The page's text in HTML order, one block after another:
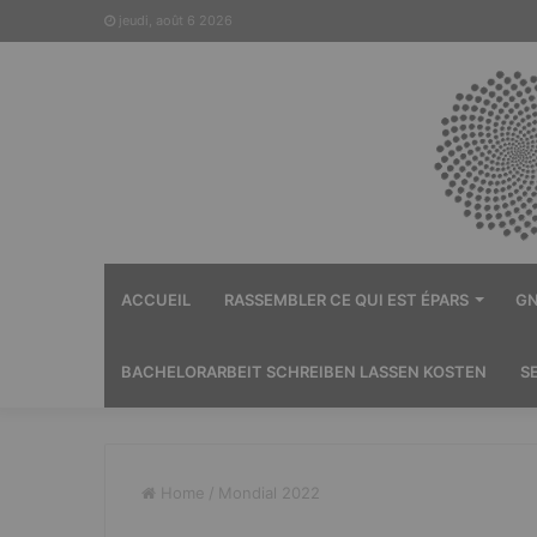
jeudi, août 6 2026
ACCUEIL RASSEMBLER CE QUI EST ÉPARS
BACHELORARBEIT SCHREIBEN LASSEN KOSTEN
Home / Mondial 2022